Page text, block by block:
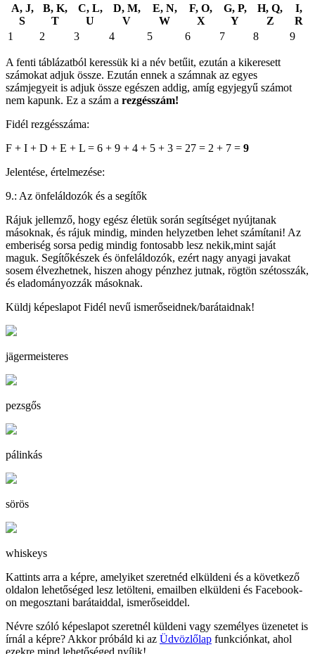
A, J,
S
B, K,
T
C, L,
U
D, M,
V
E, N,
W
F, O,
X
G, P,
Y
H, Q,
Z
I,
R
1
2 3 4 5 6 7 8 9
A fenti táblázatból keressük ki a név betűit, ezután a kikeresett
számokat adjuk össze. Ezután ennek a számnak az egyes
számjegyeit is adjuk össze egészen addig, amíg egyjegyű számot
nem kapunk. Ez a szám a rezgésszám!
Fidél rezgésszáma:
F + I + D + E + L = 6 + 9 + 4 + 5 + 3 = 27 = 2 + 7 = 9
Jelentése, értelmezése:
9.: Az önfeláldozók és a segítők
Rájuk jellemző, hogy egész életük során segítséget nyújtanak
másoknak, és rájuk mindig, minden helyzetben lehet számítani! Az
emberiség sorsa pedig mindig fontosabb lesz nekik,mint saját
maguk. Segítőkészek és önfeláldozók, ezért nagy anyagi javakat
sosem élvezhetnek, hiszen ahogy pénzhez jutnak, rögtön szétosszák,
és eladományozzák másoknak.
Küldj képeslapot Fidél nevű ismerőseidnek/barátaidnak!
jägermeisteres
pezsgős
pálinkás
sörös
whiskeys
Kattints arra a képre, amelyiket szeretnéd elküldeni és a következő
oldalon lehetőséged lesz letölteni, emailben elküldeni és Facebook-
on megosztani barátaiddal, ismerőseiddel.
Névre szóló képeslapot szeretnél küldeni vagy személyes üzenetet is
írnál a képre? Akkor próbáld ki az Üdvözlőlap funkciónkat, ahol
ezekre mind lehetőséged nyílik!